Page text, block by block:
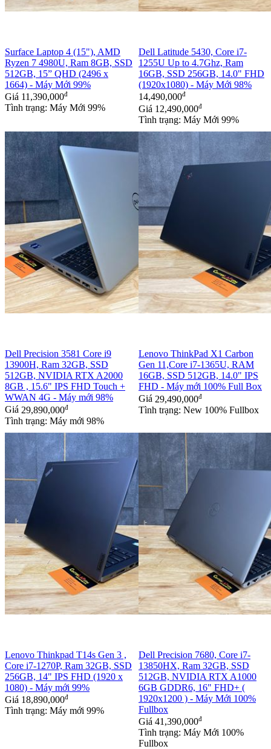
Surface Laptop 4 (15"), AMD
Ryzen 7 4980U, Ram 8GB, SSD
512GB, 15” QHD (2496 x
1664) - Máy Mới 99%
Giá 11,390,000đ
Tình trạng: Máy Mới 99%
Dell Latitude 5430, Core i7-
1255U Up to 4.7Ghz, Ram
16GB, SSD 256GB, 14.0" FHD
(1920x1080) - Máy Mới 98%
14,490,000đ
Giá 12,490,000đ
Tình trạng: Máy Mới 99%
Dell Precision 3581 Core i9
13900H, Ram 32GB, SSD
512GB, NVIDIA RTX A2000
8GB , 15.6" IPS FHD Touch +
WWAN 4G - Máy mới 98%
Giá 29,890,000đ
Tình trạng: Máy mới 98%
Lenovo ThinkPad X1 Carbon
Gen 11,Core i7-1365U, RAM
16GB, SSD 512GB, 14.0" IPS
FHD - Máy mới 100% Full Box
Giá 29,490,000đ
Tình trạng: New 100% Fullbox
Lenovo Thinkpad T14s Gen 3 ,
Core i7-1270P, Ram 32GB, SSD
256GB, 14" IPS FHD (1920 x
1080) - Máy mới 99%
Giá 18,890,000đ
Tình trạng: Máy mới 99%
Dell Precision 7680, Core i7-
13850HX, Ram 32GB, SSD
512GB, NVIDIA RTX A1000
6GB GDDR6, 16" FHD+ (
1920x1200 ) - Máy Mới 100%
Fullbox
Giá 41,390,000đ
Tình trạng: Máy Mới 100%
Fullbox